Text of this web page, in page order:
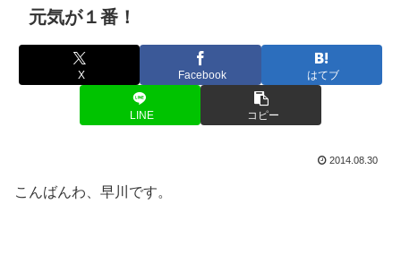
元気が１番！
X Facebook はてブ
LINE コピー
2014.08.30
こんばんわ、早川です。